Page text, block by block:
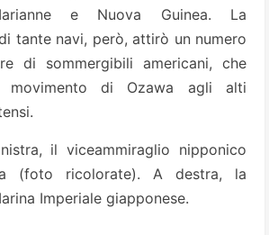
e Nuova Guinea. La
tante navi, però, attirò un numero
di sommergibili americani, che
movimento di Ozawa agli alti
il viceammiraglio nipponico
(foto ricolorate). A destra, la
Imperiale giapponese.